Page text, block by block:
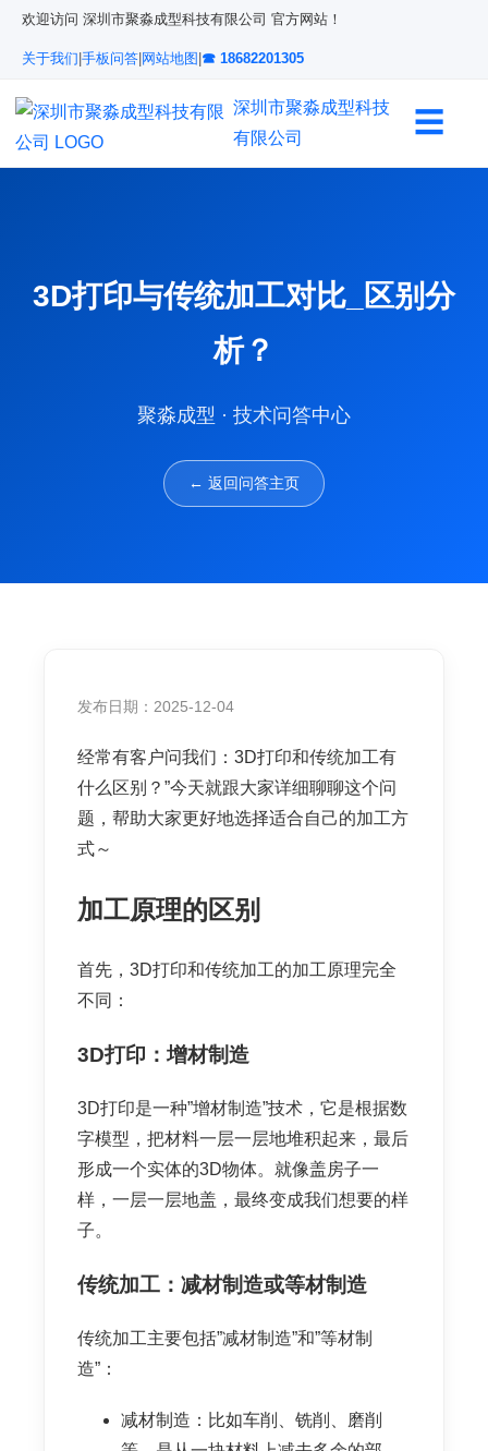
欢迎访问 深圳市聚淼成型科技有限公司 官方网站！
关于我们 手板问答 网站地图 ☎ 18682201305
深圳市聚淼成型科技
有限公司
☰
3D打印与传统加工对比_区别分
析？
聚淼成型 · 技术问答中心
← 返回问答主页
发布日期：2025-12-04
经常有客户问我们：3D打印和传统加工有
什么区别？”今天就跟大家详细聊聊这个问
题，帮助大家更好地选择适合自己的加工方
式～
加工原理的区别
首先，3D打印和传统加工的加工原理完全
不同：
3D打印：增材制造
3D打印是一种”增材制造”技术，它是根据数
字模型，把材料一层一层地堆积起来，最后
形成一个实体的3D物体。就像盖房子一
样，一层一层地盖，最终变成我们想要的样
子。
传统加工：减材制造或等材制造
传统加工主要包括”减材制造”和”等材制
造”：
减材制造：比如车削、铣削、磨削